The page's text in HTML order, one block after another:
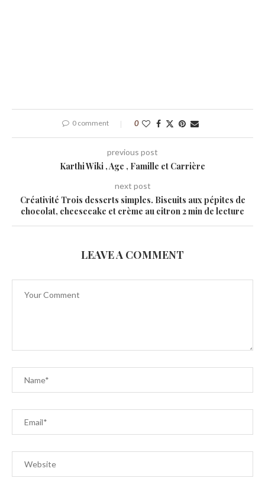
0 comment 0
previous post
Karthi Wiki , Age , Famille et Carrière
next post
Créativité Trois desserts simples. Biscuits aux pépites de
chocolat, cheesecake et crème au citron 2 min de lecture
LEAVE A COMMENT